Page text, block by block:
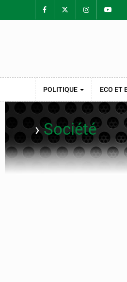
POLITIQUE ECO ET
›Société